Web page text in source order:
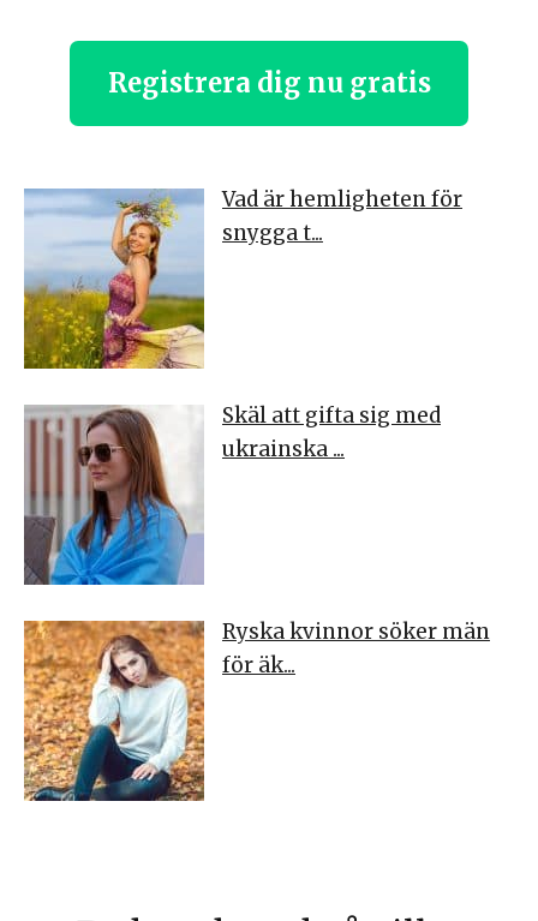
Registrera dig nu gratis
Vad är hemligheten för
snygga t...
Skäl att gifta sig med
ukrainska ...
Ryska kvinnor söker män
för äk...